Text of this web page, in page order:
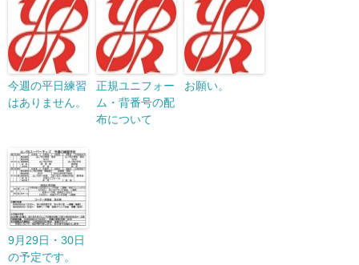
今週の平日練習
はありません。
正規ユニフォー
ム・背番号の配
布について
お願い。
9月29日・30日
の予定です。